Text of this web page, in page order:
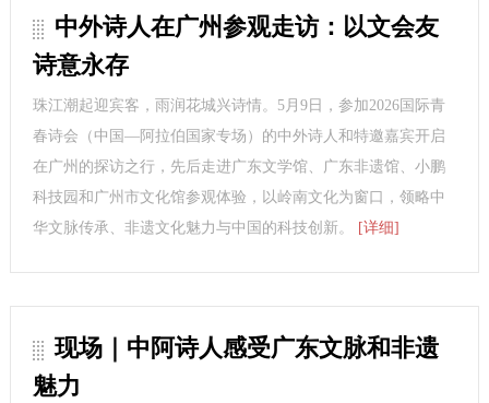
中外诗人在广州参观走访：以文会友
诗意永存
珠江潮起迎宾客，雨润花城兴诗情。5月9日，参加2026国际青
春诗会（中国—阿拉伯国家专场）的中外诗人和特邀嘉宾开启
在广州的探访之行，先后走进广东文学馆、广东非遗馆、小鹏
科技园和广州市文化馆参观体验，以岭南文化为窗口，领略中
华文脉传承、非遗文化魅力与中国的科技创新。
[详细]
现场｜中阿诗人感受广东文脉和非遗
魅力